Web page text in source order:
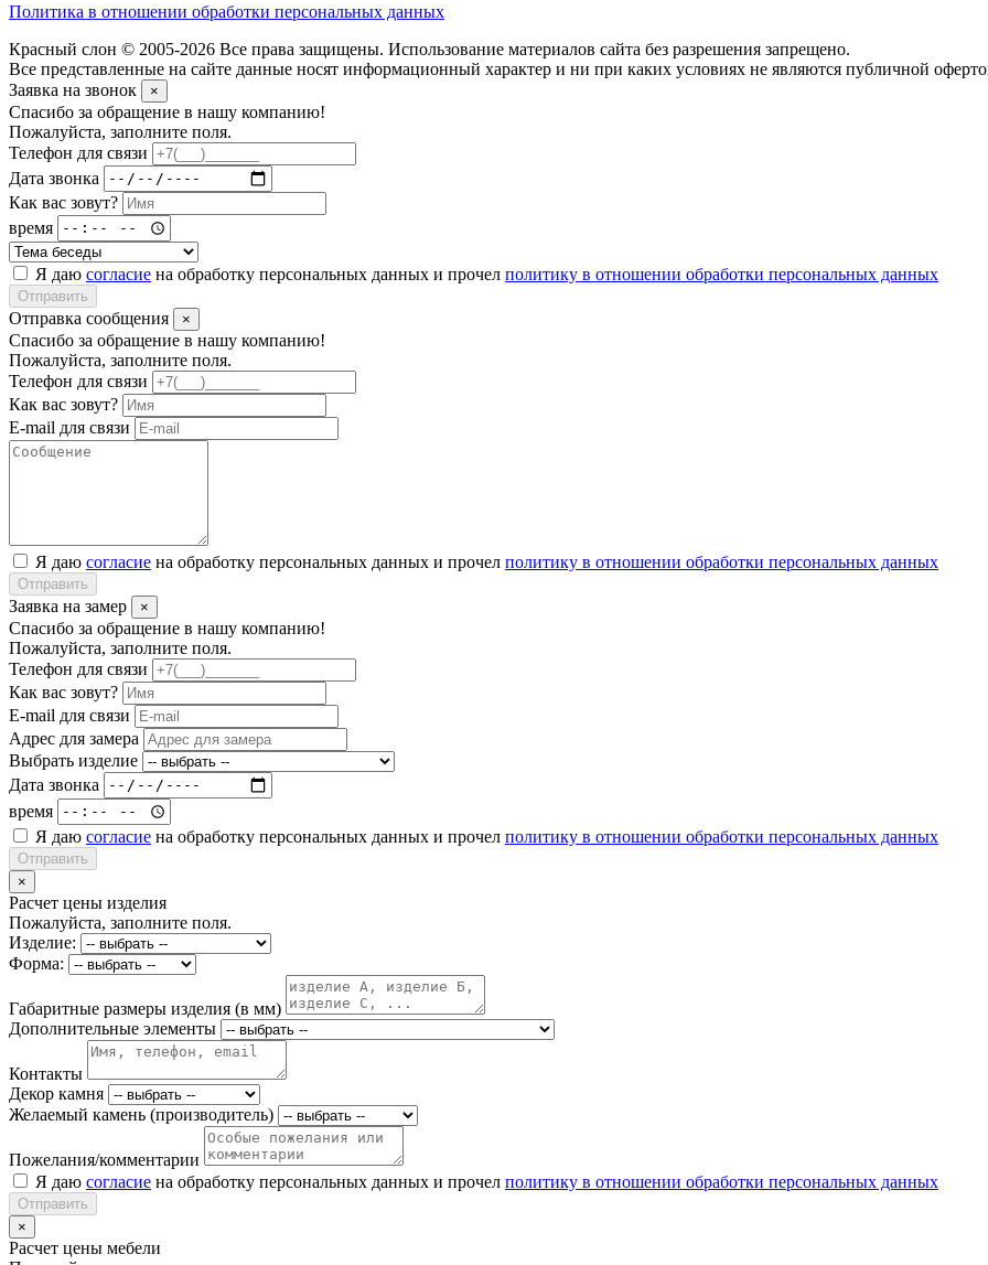
Политика в отношении обработки персональных данных
Красный слон © 2005-2026 Все права защищены. Использование материалов сайта без разрешения запрещено.
Все представленные на сайте данные носят информационный характер и ни при каких условиях не являются публичной
Заявка на звонок
×
Спасибо за обращение в нашу компанию!
Пожалуйста, заполните поля.
Телефон для связи
Дата звонка
Как вас зовут?
время
Я даю согласие на обработку персональных данных и прочел политику в отношении обработки персональных данных
Отправить
Отправка сообщения ×
Спасибо за обращение в нашу компанию!
Пожалуйста, заполните поля.
Телефон для связи
Как вас зовут?
E-mail для связи
Я даю согласие на обработку персональных данных и прочел политику в отношении обработки персональных данных
Отправить
Заявка на замер ×
Спасибо за обращение в нашу компанию!
Пожалуйста, заполните поля.
Телефон для связи
Как вас зовут?
E-mail для связи
Адрес для замера
Выбрать изделие
Дата звонка
время
Я даю согласие на обработку персональных данных и прочел политику в отношении обработки персональных данных
Отправить
×
Расчет цены изделия
Пожалуйста, заполните поля.
Изделие:
Форма:
Габаритные размеры изделия (в мм)
Дополнительные элементы
Контакты
Декор камня
Желаемый камень (производитель)
Пожелания/комментарии
Я даю согласие на обработку персональных данных и прочел политику в отношении обработки персональных данных
Отправить
×
Расчет цены мебели